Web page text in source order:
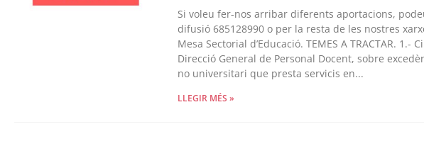
Si voleu fer-nos arribar diferents aportacions,
difusió 685128990 o per la resta de les nostres
Mesa Sectorial d’Educació. TEMES A TRACTAR. 1.-
Direcció General de Personal Docent, sobre
no universitari que presta servicis en...
LLEGIR MÉS »